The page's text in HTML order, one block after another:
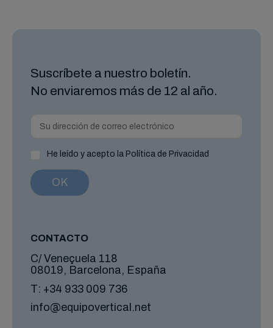
Suscríbete a nuestro boletín.
No enviaremos más de 12 al año.
He leído y acepto la Política de Privacidad
CONTACTO
C/ Veneçuela 118
08019, Barcelona, España
T: +34 933 009 736
info@equipovertical.net